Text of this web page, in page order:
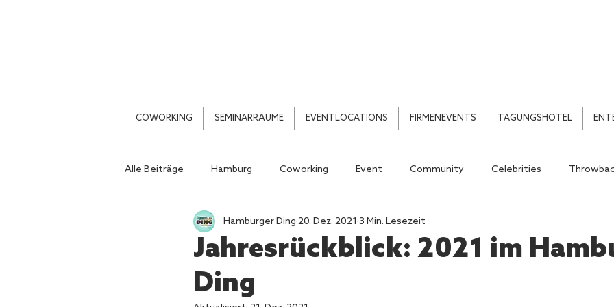
COWORKING SEMINARRÄUME EVENTLOCATIONS FIRMENEVENTS TAGUNGSHOTEL
Alle Beiträge Hamburg Coworking Event Community Celebrities
Thonet Rooftop Café
Jahresrückblick: 2021 im
Ding
Hamburger Ding 20. Dez. 2021 3 Min. Lesezeit